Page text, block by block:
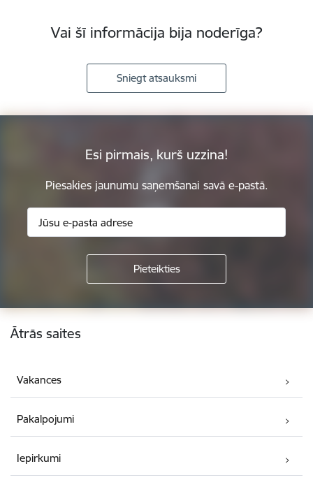
Vai šī informācija bija noderīga?
Sniegt atsauksmi
Esi pirmais, kurš uzzina!
Piesakies jaunumu saņemšanai savā e-pastā.
Kājene
Ātrās saites
Vakances
Pakalpojumi
Iepirkumi